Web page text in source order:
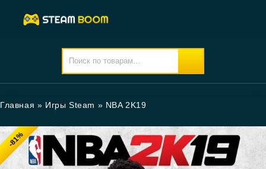
Главная » Игры Steam » NBA 2K19
-81%